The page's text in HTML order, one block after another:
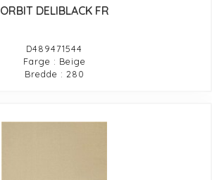
ORBIT DELIBLACK FR
D489471544
Farge : Beige
Bredde : 280